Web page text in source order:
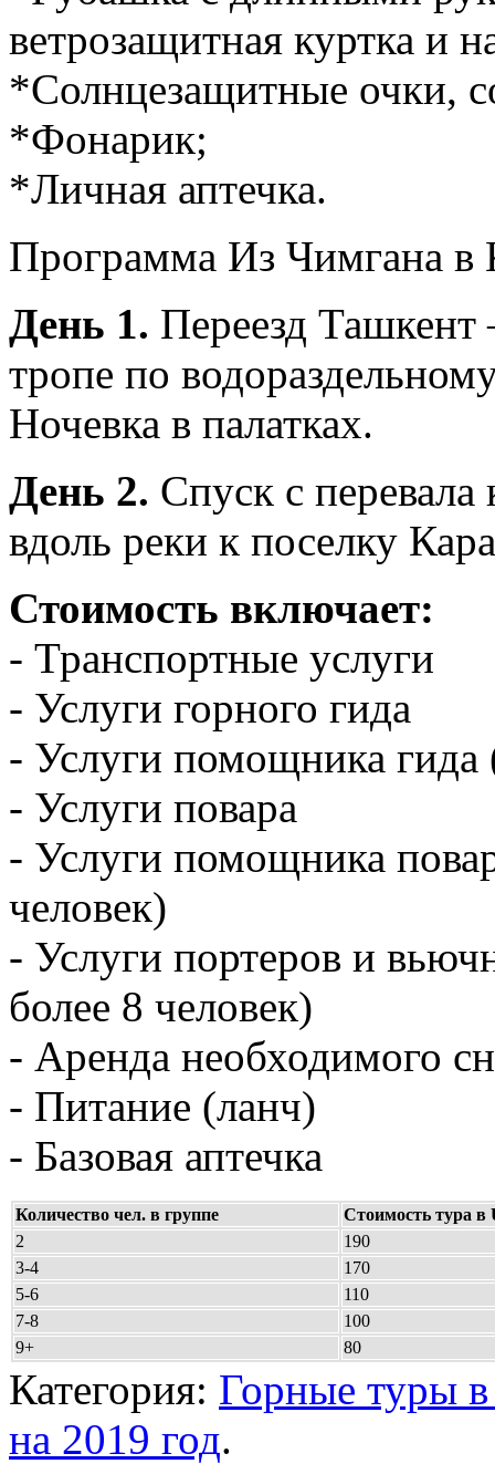
ветрозащитная куртка и
*Солнцезащитные очки,
*Фонарик;
*Личная аптечка.
Программа Из Чимгана в
День 1. Переезд
тропе по
Ночевка в палатках.
День 2. Спуск с перевала
вдоль реки к поселку
Стоимость включает:
- Транспортные услуги
- Услуги горного гида
- Услуги помощника гида
- Услуги повара
- Услуги помощника
человек)
- Услуги портеров и
более 8 человек)
- Аренда необходимого
- Питание (ланч)
- Базовая аптечка
Количество чел. в группе
Стоимость тура в
2
190
3-4
170
5-6
110
7-8
100
9+
80
Категория: Горные туры
на 2019 год.